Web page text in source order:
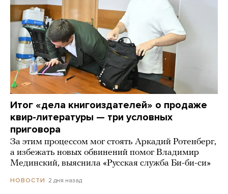
Итог «дела книгоиздателей» о продаже
квир-литературы — три условных
приговора
За этим процессом мог стоять Аркадий Ротенберг,
а избежать новых обвинений помог Владимир
Мединский, выяснила «Русская служба Би-би-си»
НОВОСТИ 2 дня назад